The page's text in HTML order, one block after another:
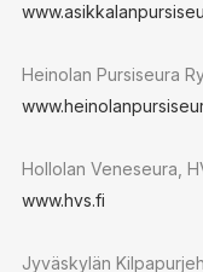
Heinolan Pursiseura
Hollolan Veneseura,
www.hvs.fi
Jyväskylän